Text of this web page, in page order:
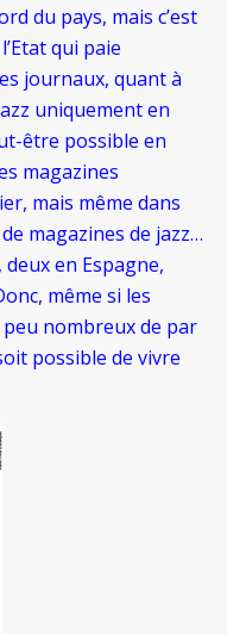
du pays, mais c’est
qui paie
journaux, quant à
uniquement en
être possible en
magazines
mais même dans
magazines de jazz…
en Espagne,
même si les
nombreux de par
possible de vivre